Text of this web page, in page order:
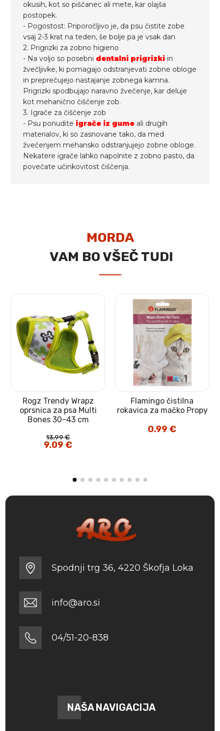
okusih, kot so piščanec ali mete, kar olajša
postopek.
- Pogostost: Priporočljivo je, da psu čistite zobe
vsaj 2-3 krat na teden, še bolje pa je vsak dan
2. Prigrizki za zobno higieno
- Na voljo so posebni dentalni prigrizki in
žvečljivke, ki pomagajo odstranjevati zobne obloge
in preprečujejo nastajanje zobnega kamna.
Prigrizki spodbujajo naravno žvečenje, kar deluje
kot mehanično čiščenje zob.
3. Igrače za čiščenje zob
- Psu ponudite igrače iz gume ali drugih
materialov, ki so zasnovane tako, da med
žvečenjem mehansko odstranjujejo zobne obloge.
Nekatere igrače lahko napolnite z zobno pasto, da
povečate učinkovitost čiščenja.
MORDA
VAM BO VŠEČ TUDI
Rogz Trendy Wrapz
oprsnica za psa Multi
Bones 30–43 cm
13.99€
Izvirna
cena
9.09€Trenutna
cena
Flamingo čistilna
rokavica za mačko Propy
0.99€
Spodnji trg 36, 4220 Škofja Loka
info@aro.si
04/51-20-838
NAŠA NAVIGACIJA